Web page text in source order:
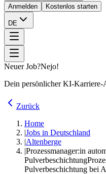
Anmelden
Kostenlos starten
DE
Neuer Job?Nejo!
Dein persönlicher KI-Karriere-
Zurück
Home
|Jobs in Deutschland
|Altenberge
|Prozessmanager:in
Pulverbeschichtung
Pulverbeschichtung bei